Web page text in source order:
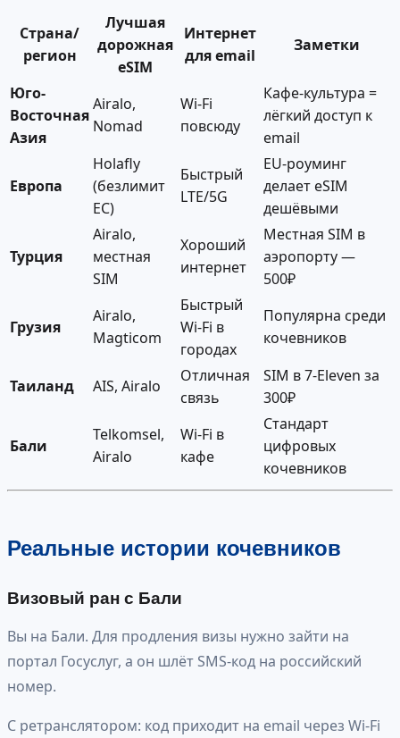
Страна/
регион
Лучшая
дорожная
eSIM
Интернет
для email
Заметки
Юго-
Восточная
Азия
Airalo,
Nomad
Wi-Fi
повсюду
Кафе-культура =
лёгкий доступ к
email
Европа
Holafly
(безлимит
ЕС)
Быстрый
LTE/5G
EU-роуминг
делает eSIM
дешёвыми
Турция
Airalo,
местная
SIM
Хороший
интернет
Местная SIM в
аэропорту —
500₽
Грузия
Airalo,
Magticom
Быстрый
Wi-Fi в
городах
Популярна среди
кочевников
Таиланд AIS, Airalo
Отличная
связь
SIM в 7-Eleven за
300₽
Бали
Telkomsel,
Airalo
Wi-Fi в
кафе
Стандарт
цифровых
кочевников
Реальные истории кочевников
Визовый ран с Бали
Вы на Бали. Для продления визы нужно зайти на
портал Госуслуг, а он шлёт SMS-код на российский
номер.
С ретранслятором: код приходит на email через Wi-Fi